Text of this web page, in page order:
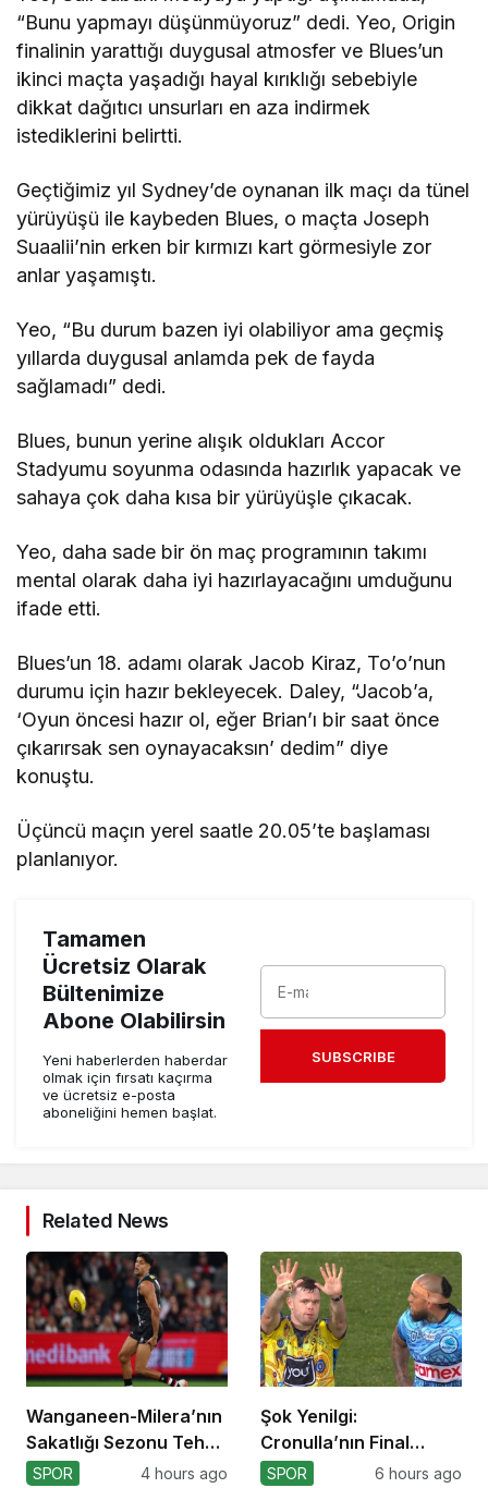
“Bunu yapmayı düşünmüyoruz” dedi. Yeo, Origin
finalinin yarattığı duygusal atmosfer ve Blues’un
ikinci maçta yaşadığı hayal kırıklığı sebebiyle
dikkat dağıtıcı unsurları en aza indirmek
istediklerini belirtti.
Geçtiğimiz yıl Sydney’de oynanan ilk maçı da tünel
yürüyüşü ile kaybeden Blues, o maçta Joseph
Suaalii’nin erken bir kırmızı kart görmesiyle zor
anlar yaşamıştı.
Yeo, “Bu durum bazen iyi olabiliyor ama geçmiş
yıllarda duygusal anlamda pek de fayda
sağlamadı” dedi.
Blues, bunun yerine alışık oldukları Accor
Stadyumu soyunma odasında hazırlık yapacak ve
sahaya çok daha kısa bir yürüyüşle çıkacak.
Yeo, daha sade bir ön maç programının takımı
mental olarak daha iyi hazırlayacağını umduğunu
ifade etti.
Blues’un 18. adamı olarak Jacob Kiraz, To’o’nun
durumu için hazır bekleyecek. Daley, “Jacob’a,
‘Oyun öncesi hazır ol, eğer Brian’ı bir saat önce
çıkarırsak sen oynayacaksın’ dedim” diye
konuştu.
Üçüncü maçın yerel saatle 20.05’te başlaması
planlanıyor.
Tamamen
Ücretsiz Olarak
Bültenimize
Abone Olabilirsin
Yeni haberlerden haberdar
olmak için fırsatı kaçırma
ve ücretsiz e-posta
aboneliğini hemen başlat.
SUBSCRIBE
Related News
Wanganeen-Milera’nın
Sakatlığı Sezonu Tehdit
Ediyor
SPOR 4 hours ago
Şok Yenilgi:
Cronulla’nın Final
Umutları Sarsıldı
SPOR 6 hours ago